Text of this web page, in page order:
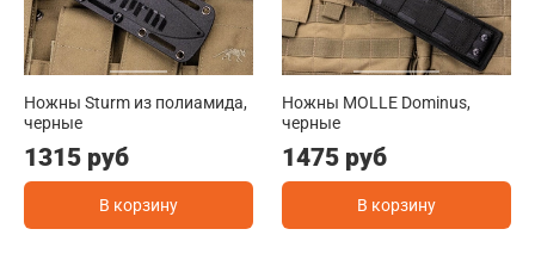
Ножны Sturm из полиамида,
черные
1315 руб
В корзину
Ножны MOLLE Dominus,
черные
1475 руб
В корзину